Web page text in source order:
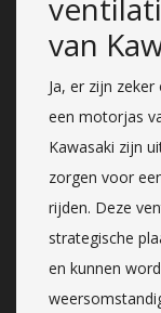
van
Ja, er zijn
een motorjas
Kawasaki zijn
zorgen voor
rijden. Deze
strategische
en kunnen